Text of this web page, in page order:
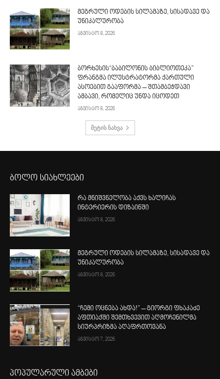
მეგრული ოდების სილამაზე, სისადავე და
უნიკალურობა
აგვისტო 8, 2026
ბორხესის“ბაბილონის ბიბლიოთეკა”
ფრანგმა ილუსტრატორმა ქართული
ასოებით გააფორმა – შთამბეჭდავი
ამბავი, რომელიც უნდა იცოდეთ
აგვისტო 8, 2026
მეტის ნახვა
ბოლო სიახლეები
რა მნიშვნელობა აქვს ხალიჩას
ინტერიერის დიზაინში
აგვისტო 8, 2026
მეგრული ოდების სილამაზე, სისადავე და
უნიკალურობა
აგვისტო 8, 2026
“ჩემი ოცნება ახდა!” – გიორგი ფხაკაძე
აფთიაქში შემთხვევით აღმოჩენილმა
სიურპრიზმა აღაფრთოვანა
აგვისტო 7, 2026
პოპულარული ამბები